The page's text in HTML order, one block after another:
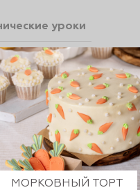
уроки
МОРКОВНЫЙ ТОРТ